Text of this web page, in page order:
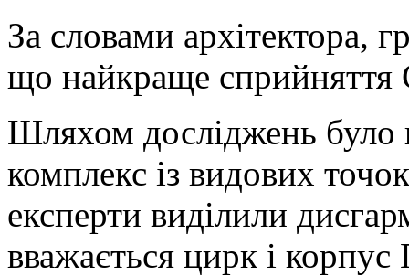
За словами архітектора,
що найкраще
Шляхом досліджень було
комплекс із видових
експерти виділили
вважається цирк і корпус